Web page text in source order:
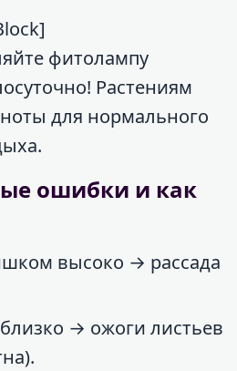
фитолампу
Растениям
для нормального
ошибки и как
высоко → рассада
→ ожоги листьев